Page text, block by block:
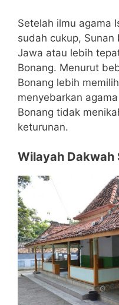
Setelah ilmu agama
sudah cukup, Sunan
Jawa atau lebih
Bonang. Menurut
Bonang lebih
menyebarkan
Bonang tidak
keturunan.
Wilayah Dakwah